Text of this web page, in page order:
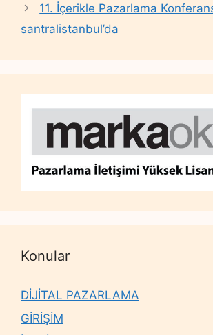
11. İçerikle Pazarlama
santralistanbul’da
Konular
DİJİTAL PAZARLAMA
GİRİŞİM